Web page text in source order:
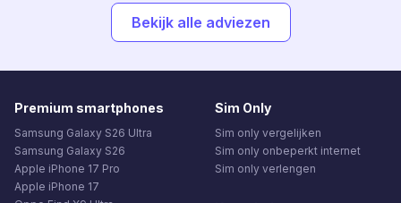
Bekijk alle adviezen
Premium smartphones
Samsung Galaxy S26 Ultra
Samsung Galaxy S26
Apple iPhone 17 Pro
Apple iPhone 17
Sim Only
Sim only vergelijken
Sim only onbeperkt internet
Sim only verlengen